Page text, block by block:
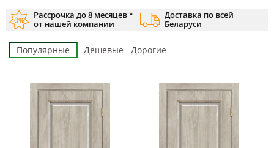
Рассрочка до 8 месяцев *
от нашей компании
Доставка по всей
Беларуси
Популярные Дешевые Дорогие